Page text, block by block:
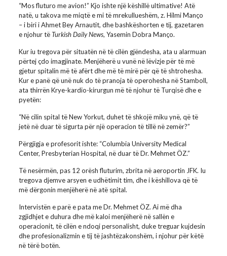
“Mos fluturo me avion!” Kjo ishte një këshillë ultimative! Atë
natë, u takova me miqtë e mi të mrekullueshëm, z. Hilmi Manço
– i biri i Ahmet Bey Arnautit, dhe bashkëshorten e tij, gazetaren
e njohur tëTurkish Daily News, Yasemin Dobra Manço.
Kur iu tregova për situatën në të cilën gjëndesha, ata u alarmuan
përtej çdo imagjinate. Menjëherë u vunë në lëvizje për të më
gjetur spitalin më të afërt dhe më të mirë për që të shtrohesha.
Kur e panë që unë nuk do të pranoja të operohesha në Stamboll,
ata thirrën Krye-kardio-kirurgun më të njohur të Turqisë dhe e
pyetën:
“Në cilin spital të New Yorkut, duhet të shkojë miku ynë, që të
jetë në duar të sigurta për një operacion të tillë në zemër?”
Përgjigja e profesorit ishte: “Columbia University Medical
Center, Presbyterian Hospital, në duar të Dr. Mehmet ÖZ.”
Të nesërmën, pas 12 orësh fluturim, zbrita në aeroportin JFK. Iu
tregova djemve arsyen e udhëtimit tim, dhe i këshillova që të
më dërgonin menjëherë në atë spital.
Intervistën e parë e pata me Dr. Mehmet ÖZ. Ai më dha
zgjidhjet e duhura dhe më kaloi menjëherë në sallën e
operacionit, të cilën e ndoqi personalisht, duke treguar kujdesin
dhe profesionalizmin e tij të jashtëzakonshëm, i njohur për këtë
në tërë botën.